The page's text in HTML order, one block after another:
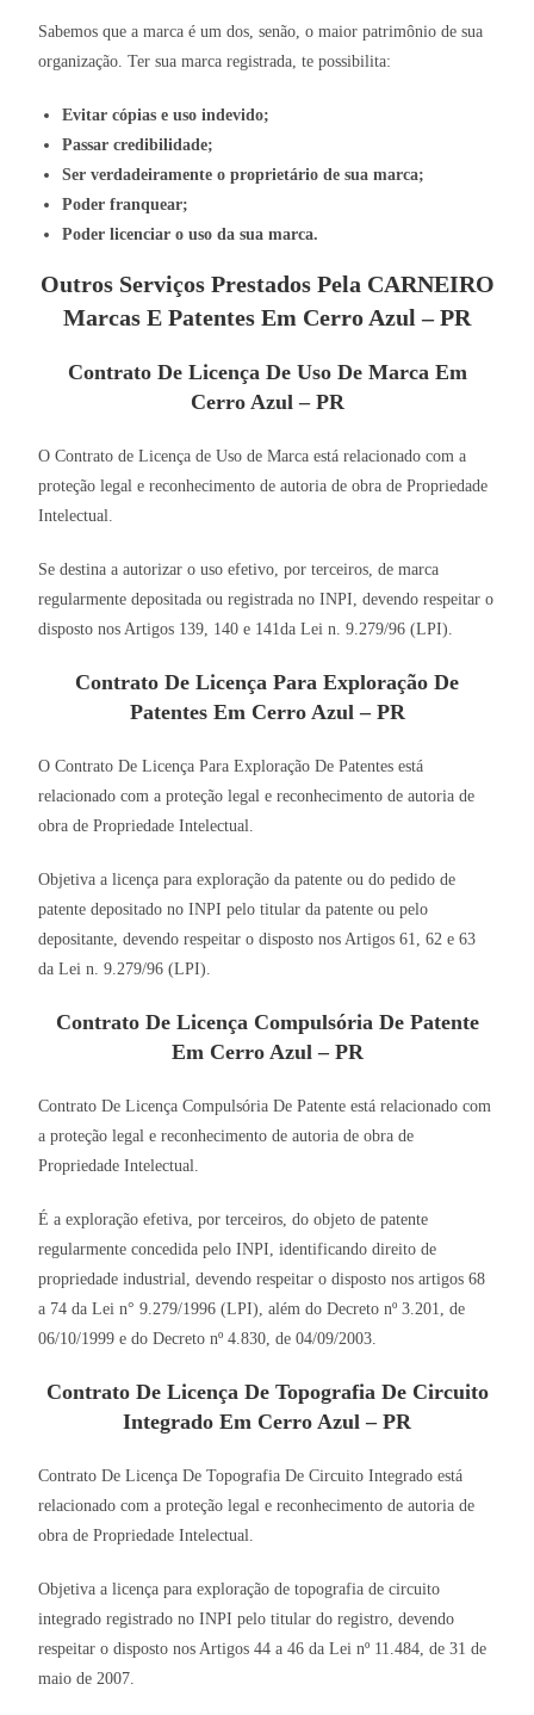
Sabemos que a marca é um dos, senão, o maior patrimônio de sua
organização. Ter sua marca registrada, te possibilita:
Evitar cópias e uso indevido;
Passar credibilidade;
Ser verdadeiramente o proprietário de sua marca;
Poder franquear;
Poder licenciar o uso da sua marca.
Outros Serviços Prestados Pela CARNEIRO
Marcas E Patentes Em Cerro Azul – PR
Contrato De Licença De Uso De Marca Em
Cerro Azul – PR
O Contrato de Licença de Uso de Marca está relacionado com a
proteção legal e reconhecimento de autoria de obra de Propriedade
Intelectual.
Se destina a autorizar o uso efetivo, por terceiros, de marca
regularmente depositada ou registrada no INPI, devendo respeitar o
disposto nos Artigos 139, 140 e 141da Lei n. 9.279/96 (LPI).
Contrato De Licença Para Exploração De
Patentes Em Cerro Azul – PR
O Contrato De Licença Para Exploração De Patentes está
relacionado com a proteção legal e reconhecimento de autoria de
obra de Propriedade Intelectual.
Objetiva a licença para exploração da patente ou do pedido de
patente depositado no INPI pelo titular da patente ou pelo
depositante, devendo respeitar o disposto nos Artigos 61, 62 e 63
da Lei n. 9.279/96 (LPI).
Contrato De Licença Compulsória De Patente
Em Cerro Azul – PR
Contrato De Licença Compulsória De Patente está relacionado com
a proteção legal e reconhecimento de autoria de obra de
Propriedade Intelectual.
É a exploração efetiva, por terceiros, do objeto de patente
regularmente concedida pelo INPI, identificando direito de
propriedade industrial, devendo respeitar o disposto nos artigos 68
a 74 da Lei n° 9.279/1996 (LPI), além do Decreto nº 3.201, de
06/10/1999 e do Decreto nº 4.830, de 04/09/2003.
Contrato De Licença De Topografia De Circuito
Integrado Em Cerro Azul – PR
Contrato De Licença De Topografia De Circuito Integrado está
relacionado com a proteção legal e reconhecimento de autoria de
obra de Propriedade Intelectual.
Objetiva a licença para exploração de topografia de circuito
integrado registrado no INPI pelo titular do registro, devendo
respeitar o disposto nos Artigos 44 a 46 da Lei nº 11.484, de 31 de
maio de 2007.